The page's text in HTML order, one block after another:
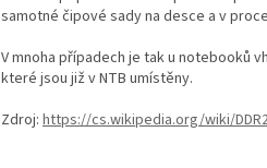
samotné čipové sady na desce a v
V mnoha případech je tak u notebooků
které jsou již v NTB umístěny.
Zdroj: https://cs.wikipedia.org/wiki/